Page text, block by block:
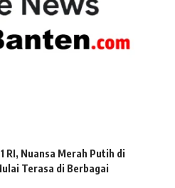
RI, Nuansa Merah Putih di
Terasa di Berbagai